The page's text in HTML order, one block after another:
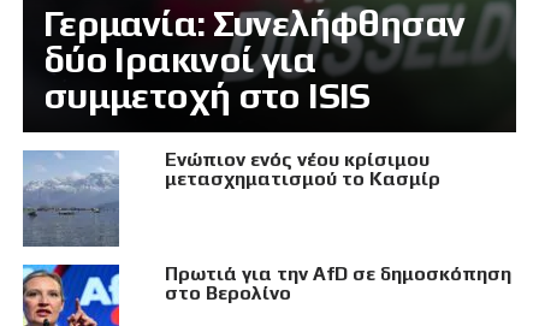
Γερμανία: Συνελήφθησαν
δύο Ιρακινοί για
συμμετοχή στο ISIS
Eνώπιον ενός νέου κρίσιμου
μετασχηματισμού το Κασμίρ
Πρωτιά για την AfD σε δημοσκόπηση
στο Βερολίνο